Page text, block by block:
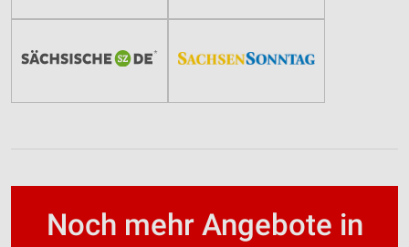
Noch mehr Angebote in